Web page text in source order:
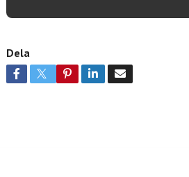
Dela